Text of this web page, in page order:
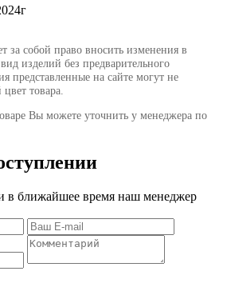
за собой право вносить изменения в
изделий без предварительного
представленные на сайте могут не
товара.
Вы можете уточнить у менеджера по
в ближайшее время наш менеджер